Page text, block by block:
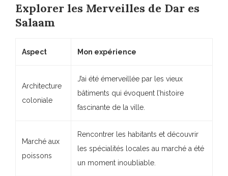
Explorer les Merveilles de Dar es
Salaam
Aspect Mon expérience
Architecture
coloniale
J’ai été émerveillée par les vieux
bâtiments qui évoquent l’histoire
fascinante de la ville.
Marché aux
poissons
Rencontrer les habitants et découvrir
les spécialités locales au marché a été
un moment inoubliable.